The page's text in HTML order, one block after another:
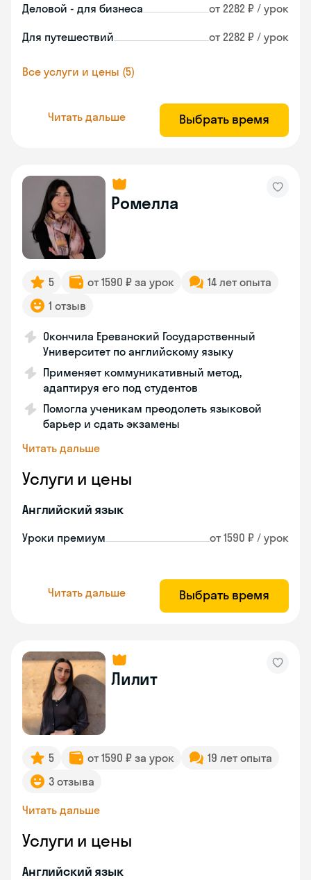
Деловой - для бизнеса от 2282 ₽ / урок
Для путешествий от 2282 ₽ / урок
Все услуги и цены (5)
Читать дальше Выбрать время
Ромелла
5 от 1590 ₽ за урок
14 лет опыта
1 отзыв
Окончила Ереванский Государственный
Университет по английскому языку
Применяет коммуникативный метод,
адаптируя его под студентов
Помогла ученикам преодолеть языковой
барьер и сдать экзамены
Читать дальше
Услуги и цены
Английский язык
Уроки премиум от 1590 ₽ / урок
Читать дальше Выбрать время
Лилит
5 от 1590 ₽ за урок
19 лет опыта
3 отзыва
Читать дальше
Услуги и цены
Английский язык